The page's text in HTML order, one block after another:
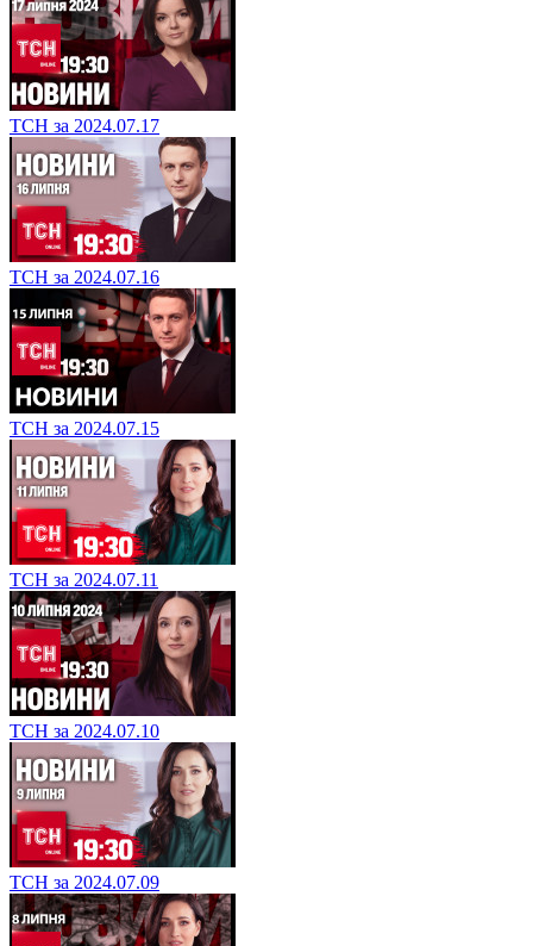
ТСН за 2024.07.17
ТСН за 2024.07.16
ТСН за 2024.07.15
ТСН за 2024.07.11
ТСН за 2024.07.10
ТСН за 2024.07.09